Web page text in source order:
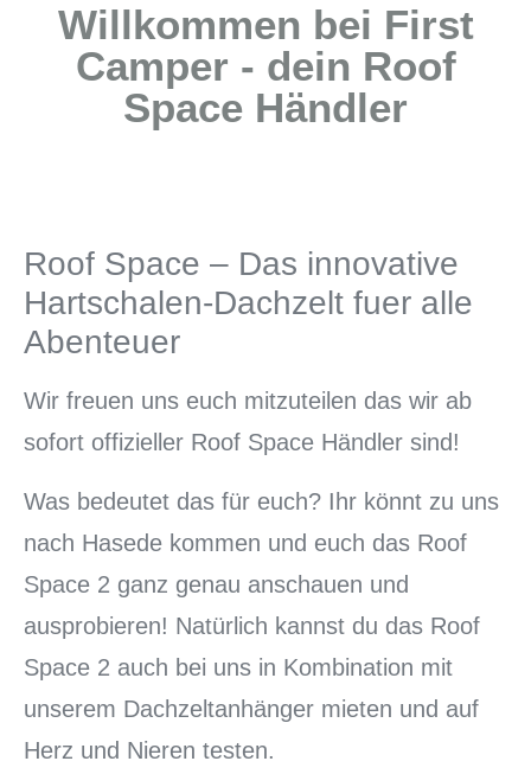
Willkommen bei First
Camper - dein Roof
Space Händler
Roof Space – Das innovative
Hartschalen-Dachzelt fuer alle
Abenteuer
Wir freuen uns euch mitzuteilen das wir ab
sofort offizieller Roof Space Händler sind!
Was bedeutet das für euch? Ihr könnt zu uns
nach Hasede kommen und euch das Roof
Space 2 ganz genau anschauen und
ausprobieren! Natürlich kannst du das Roof
Space 2 auch bei uns in Kombination mit
unserem Dachzeltanhänger mieten und auf
Herz und Nieren testen.